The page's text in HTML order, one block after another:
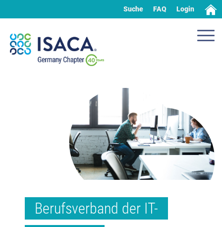
Suche FAQ Login
Berufsverband der IT-